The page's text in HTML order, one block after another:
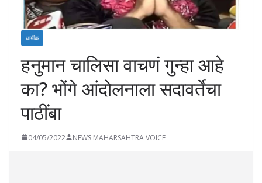
धार्मीक
हनुमान चालिसा वाचणं गुन्हा आहे
का? भोंगे आंदोलनाला सदावर्तेचा
पाठींबा
04/05/2022 NEWS MAHARSAHTRA VOICE